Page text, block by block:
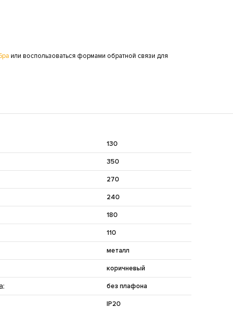
или воспользоваться формами обратной связи для
130
350
270
240
180
110
металл
коричневый
без плафона
IP20